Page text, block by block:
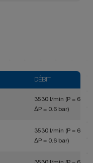
DÉBIT
3530 l/min (P = 6 bar,
ΔP = 0.6 bar)
3530 l/min (P = 6 bar,
ΔP = 0.6 bar)